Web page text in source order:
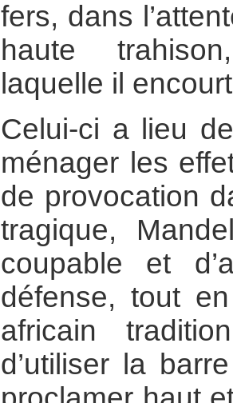
fers, dans
haute
laquelle il
Celui-ci a lieu
ménager les
de provocation
tragique,
coupable et
défense, tout
africain
d’utiliser la